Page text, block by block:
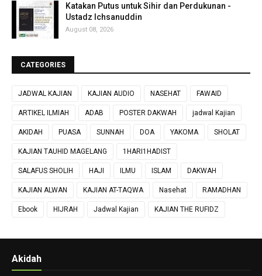
Katakan Putus untuk Sihir dan Perdukunan -
Ustadz Ichsanuddin
August 08, 2026
CATEGORIES
JADWAL KAJIAN KAJIAN AUDIO NASEHAT FAWAID
ARTIKEL ILMIAH ADAB POSTER DAKWAH jadwal Kajian
AKIDAH PUASA SUNNAH DOA YAKOMA SHOLAT
KAJIAN TAUHID MAGELANG 1HARI1HADIST
SALAFUS SHOLIH HAJI ILMU ISLAM DAKWAH
KAJIAN ALWAN KAJIAN AT-TAQWA Nasehat RAMADHAN
Ebook HIJRAH Jadwal Kajian KAJIAN THE RUFIDZ
Akidah